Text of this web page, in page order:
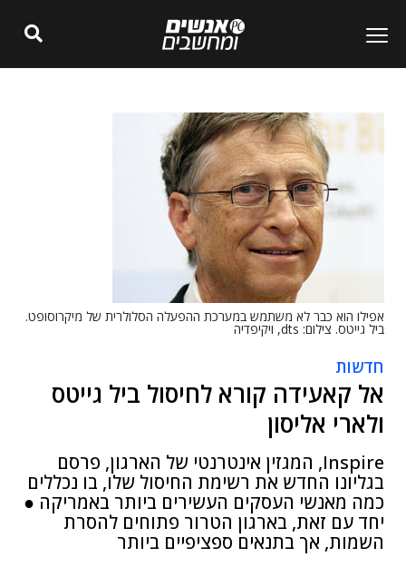
אפילו הוא כבר לא משתמש במערכת ההפעלה הסלולרית של מיקרוסופט.
ביל גייטס. צילום: dts, ויקיפדיה
חדשות
אל קאעידה קורא לחיסול ביל גייטס
ולארי אליסון
Inspire, המגזין אינטרנטי של הארגון, פרסם
בגליונו החדש את רשימת החיסול שלו, בו נכללים
כמה מאנשי העסקים העשירים ביותר באמריקה ●
יחד עם זאת, בארגון הטרור פתוחים להסרת
השמות, אך בתנאים ספציפיים ביותר